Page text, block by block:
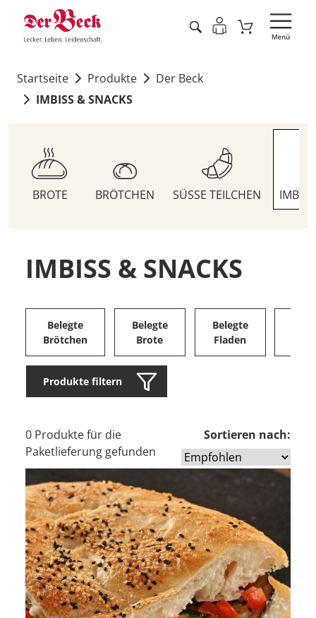
Startseite Produkte
Der Beck
IMBISS & SNACKS
BROTE BRÖTCHEN SÜSSE TEILCHEN
IMBISS & SNACKS
Belegte
Brötchen
Belegte
Brote
Belegte
Fladen
Produkte filtern
0 Produkte für die
Paketlieferung gefunden
Sortieren nach: